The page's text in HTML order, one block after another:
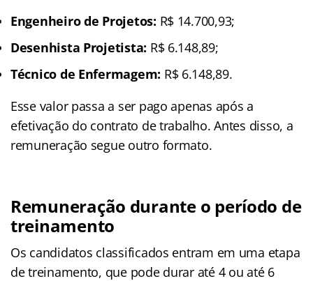
Engenheiro de Projetos: R$ 14.700,93;
Desenhista Projetista: R$ 6.148,89;
Técnico de Enfermagem: R$ 6.148,89.
Esse valor passa a ser pago apenas após a
efetivação do contrato de trabalho. Antes disso, a
remuneração segue outro formato.
Remuneração durante o período de
treinamento
Os candidatos classificados entram em uma etapa
de treinamento, que pode durar até 4 ou até 6